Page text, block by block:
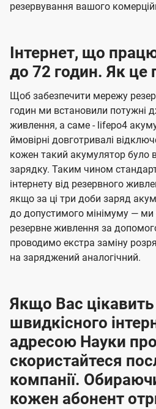
резервування вашого
Інтернет, що
до 72 годин. Як це
Щоб забезпечити мережу
годин ми встановили потужні
живлення, а саме - lifepo4
ймовірні довготривалі
кожен такий акумулятор було
зарядку. Таким чином
інтернету від резервного
якщо за ці три доби заряд
до допустимого мінімуму — ми
резервне живлення за
проводимо екстра заміну
на заряджений аналогічний.
Якщо Вас
швидкісного
адресою Науки
скористайтеся
компанії.
кожен абонент